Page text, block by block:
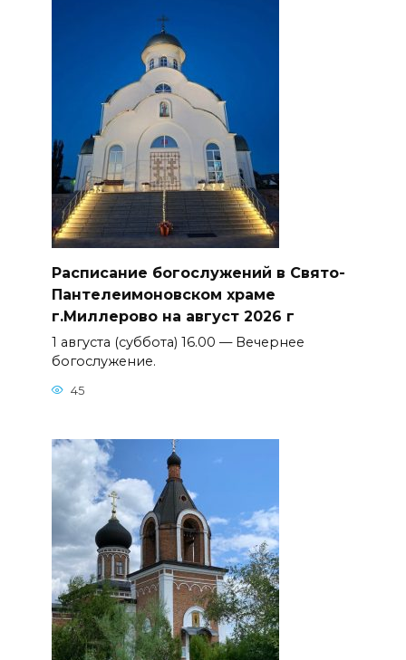
Расписание богослужений в Свято-
Пантелеимоновском храме
г.Миллерово на август 2026 г
1 августа (суббота) 16.00 — Вечернее
богослужение.
45